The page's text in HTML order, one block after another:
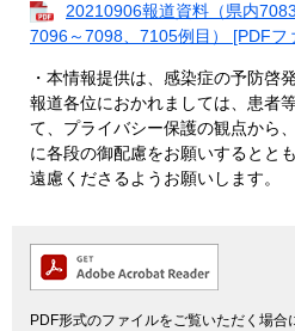
20210906報道資料（県内
7096～7098、7105例目） [PDFフ
・本情報提供は、感染症の予防啓
報道各位におかれましては、患者
て、プライバシー保護の観点から
に各段の御配慮をお願いするとと
遠慮くださるようお願いします。
PDF形式のファイルをご覧いただく場